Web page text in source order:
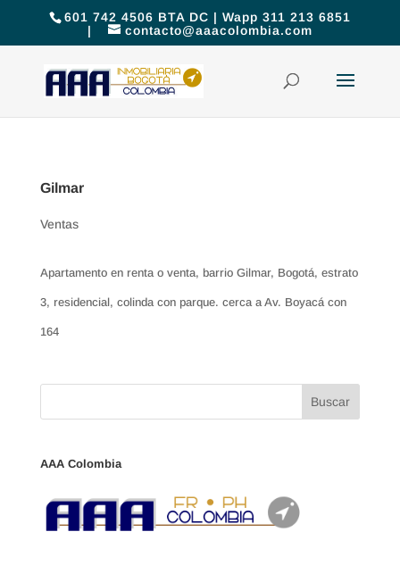
601 742 4506 BTA DC | Wapp 311 213 6851
|
contacto@aaacolombia.com
Gilmar
Ventas
Apartamento en renta o venta, barrio Gilmar, Bogotá, estrato
3, residencial, colinda con parque. cerca a Av. Boyacá con
164
AAA Colombia